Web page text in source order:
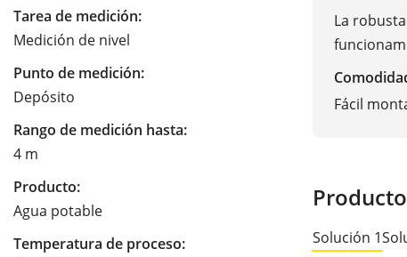
Tarea de medición:
Medición de nivel
Punto de medición:
Depósito
Rango de medición hasta:
4 m
Producto:
Agua potable
Temperatura de proceso:
La
Fácil
Solución 1